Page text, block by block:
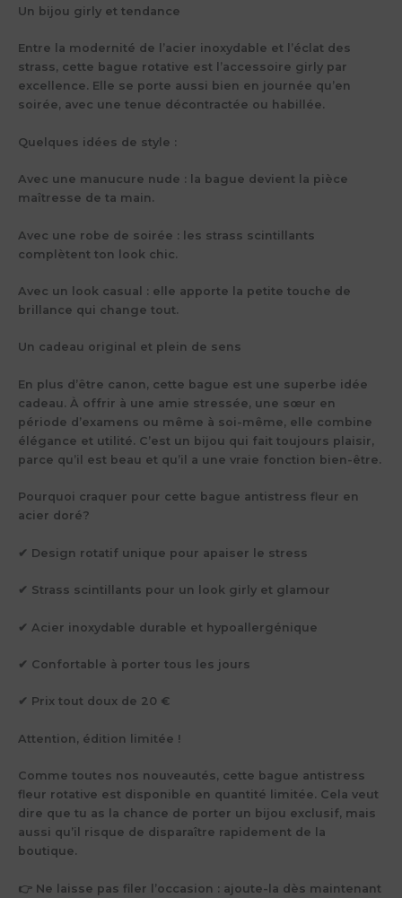
Un bijou girly et tendance
Entre la modernité de l’acier inoxydable et l’éclat des
strass, cette bague rotative est l’accessoire girly par
excellence. Elle se porte aussi bien en journée qu’en
soirée, avec une tenue décontractée ou habillée.
Quelques idées de style :
Avec une manucure nude : la bague devient la pièce
maîtresse de ta main.
Avec une robe de soirée : les strass scintillants
complètent ton look chic.
Avec un look casual : elle apporte la petite touche de
brillance qui change tout.
Un cadeau original et plein de sens
En plus d’être canon, cette bague est une superbe idée
cadeau. À offrir à une amie stressée, une sœur en
période d’examens ou même à soi-même, elle combine
élégance et utilité. C’est un bijou qui fait toujours plaisir,
parce qu’il est beau et qu’il a une vraie fonction bien-être.
Pourquoi craquer pour cette bague antistress fleur en
acier doré?
✔ Design rotatif unique pour apaiser le stress
✔ Strass scintillants pour un look girly et glamour
✔ Acier inoxydable durable et hypoallergénique
✔ Confortable à porter tous les jours
✔ Prix tout doux de 20 €
Attention, édition limitée !
Comme toutes nos nouveautés, cette bague antistress
fleur rotative est disponible en quantité limitée. Cela veut
dire que tu as la chance de porter un bijou exclusif, mais
aussi qu’il risque de disparaître rapidement de la
boutique.
👉 Ne laisse pas filer l’occasion : ajoute-la dès maintenant